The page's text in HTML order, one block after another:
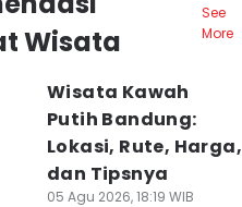
Wisata
See
More
Wisata Kawah
Putih Bandung:
Lokasi, Rute, Harga,
dan Tipsnya
05 Agu 2026, 18:19 WIB